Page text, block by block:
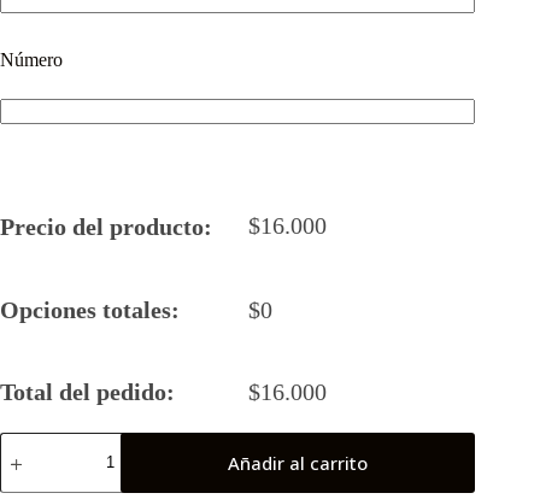
Número
Precio del producto: $16.000
Opciones totales: $0
Total del pedido: $16.000
Camiseta
Rugby
Añadir al carrito